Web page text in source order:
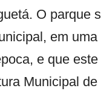
O parque
em
e que
Municipal